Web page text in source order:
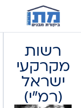
רשות
מקרקעי
ישראל
(רמ"י)